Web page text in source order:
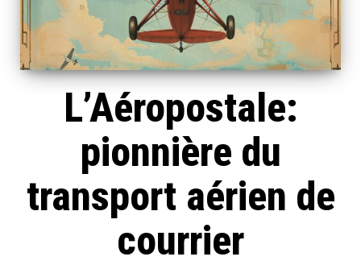
L’Aéropostale:
pionnière du
transport aérien de
courrier